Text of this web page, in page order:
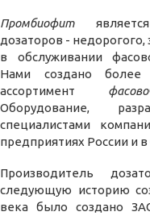
Промбиофитявляется
дозаторов -
в обслуживании
Нами создано
ассортимент
Оборудование,
специалистами
предприятиях России и
Производитель
следующую историю
века было создано